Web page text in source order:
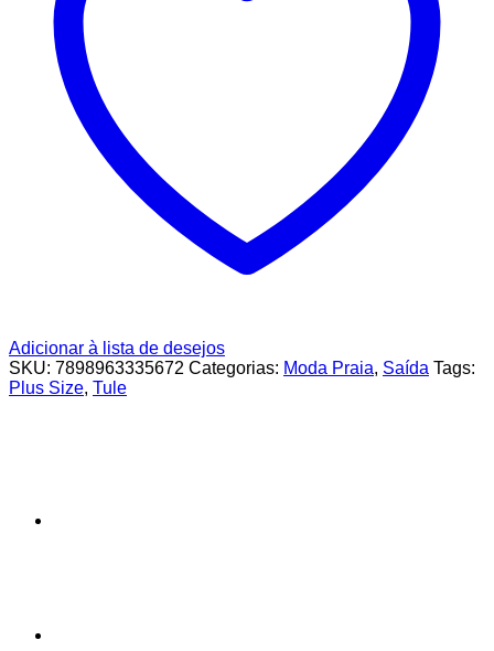
Adicionar à lista de desejos
SKU: 7898963335672 Categorias: Moda Praia, Saída Tags:
Plus Size, Tule